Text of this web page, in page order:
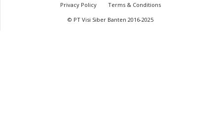
Privacy Policy
Terms & Conditions
© PT Visi Siber Banten 2016-2025